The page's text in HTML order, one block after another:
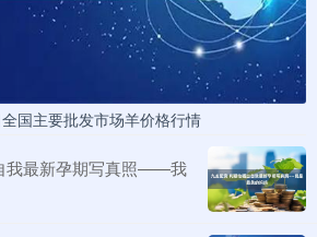
国主要批发市场羊价格行情
我最新孕期写真照——我